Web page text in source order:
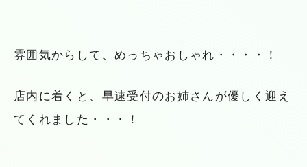
雰囲気からして、めっちゃおしゃれ・・・・！
店内に着くと、早速受付のお姉さんが優しく迎え
てくれました・・・！